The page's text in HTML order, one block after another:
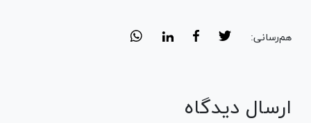
هم‌رسانی:
ارسال دیدگاه